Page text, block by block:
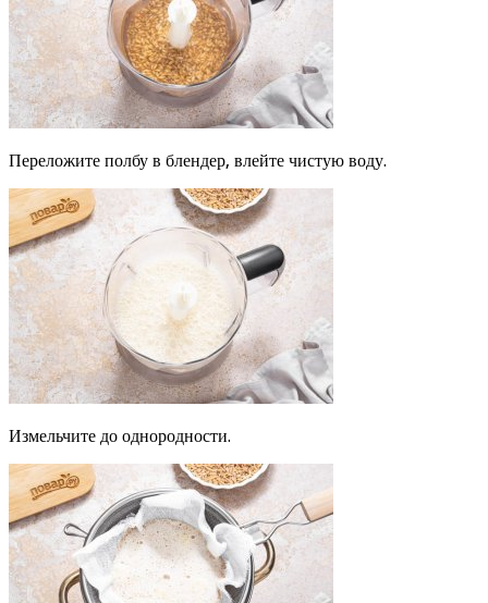
Переложите полбу в блендер, влейте чистую воду.
Измельчите до однородности.